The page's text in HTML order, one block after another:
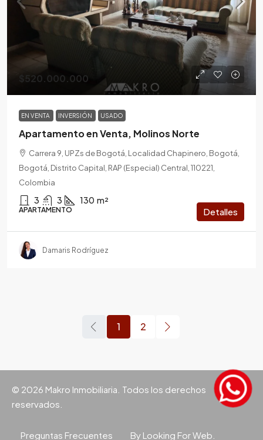
$520.000.000
EN VENTA INVERSIÓN USADO
Apartamento en Venta, Molinos Norte
Carrera 9, UPZs de Bogotá, Localidad Chapinero, Bogotá,
Bogotá, Distrito Capital, RAP (Especial) Central, 110221,
Colombia
3 3 130 m²
APARTAMENTO Detalles
Damaris Rodríguez
1 2
© 2026 Makro Inmobiliaria. Todos los derechos
reservados.
Preguntas Frecuentes By Looking For Web.